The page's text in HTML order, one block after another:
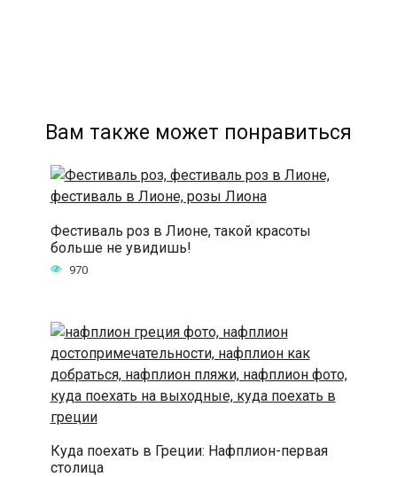
Вам также может понравиться
Фестиваль роз в Лионе, такой красоты
больше не увидишь!
970
Куда поехать в Греции: Нафплион-первая
столица